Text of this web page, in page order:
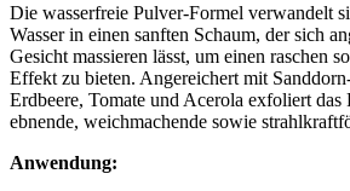
Die wasserfreie Pulver-Formel verwandelt
Wasser in einen sanften Schaum, der sich
Gesicht massieren lässt, um einen raschen
Effekt zu bieten. Angereichert mit
Erdbeere, Tomate und Acerola exfoliert das
ebnende, weichmachende sowie
Anwendung: